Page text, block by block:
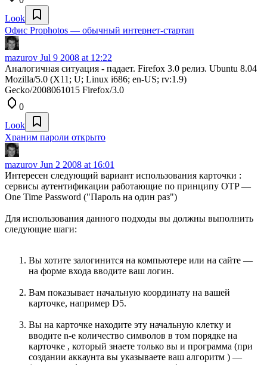
Look
Офис Prophotos — обычный интернет-стартап
mazurov Jul 9 2008 at 12:22
Аналогичная ситуация - падает. Firefox 3.0 релиз. Ubuntu 8.04
Mozilla/5.0 (X11; U; Linux i686; en-US; rv:1.9)
Gecko/2008061015 Firefox/3.0
0
Look
Храним пароли открыто
mazurov Jun 2 2008 at 16:01
Интересен следующий вариант использования карточки :
сервисы аутентификации работающие по принципу OTP —
One Time Password ("Пароль на один раз")
Для использования данного подходы вы должны выполнить
следующие шаги:
Вы хотите залогинится на компьютере или на сайте —
на форме входа вводите ваш логин.
Вам показывает начальную координату на вашей
карточке, например D5.
Вы на карточке находите эту начальную клетку и
вводите n-е количество символов в том порядке на
карточке , который знаете только вы и программа (при
создании аккаунта вы указываете ваш алгоритм ) —